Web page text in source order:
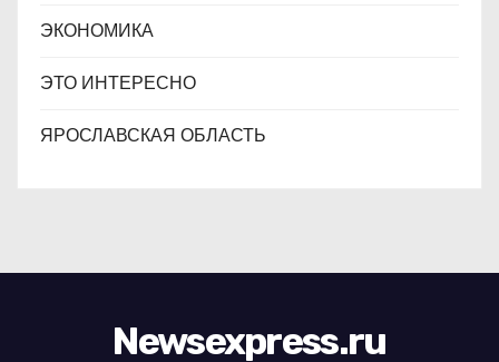
ЭКОНОМИКА
ЭТО ИНТЕРЕСНО
ЯРОСЛАВСКАЯ ОБЛАСТЬ
Newsexpress.ru